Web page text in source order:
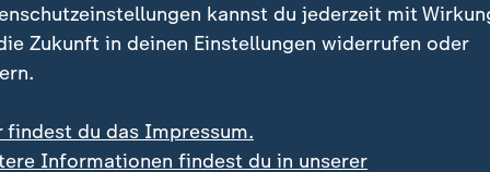
Erdbeben in Myanmar und Thailand kursieren im
aus den Erdbebengebieten zeigen sollen. Wie man sie
kannst du jederzeit mit
Zukunft in deinen Einstellungen widerrufen oder
findest du das Impressum.
Informationen findest du in unserer